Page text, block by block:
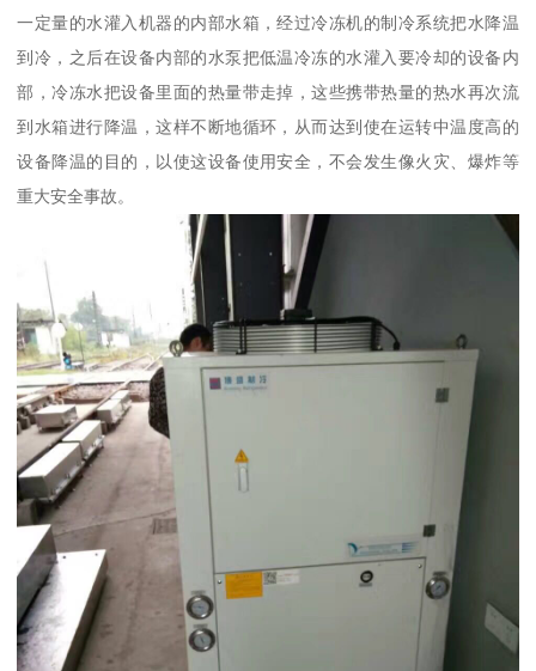
一定量的水灌入机器的内部水箱，经过冷冻机的制冷系统把水降温
到冷，之后在设备内部的水泵把低温冷冻的水灌入要冷却的设备内
部，冷冻水把设备里面的热量带走掉，这些携带热量的热水再次流
到水箱进行降温，这样不断地循环，从而达到使在运转中温度高的
设备降温的目的，以使这设备使用安全，不会发生像火灾、爆炸等
重大安全事故。